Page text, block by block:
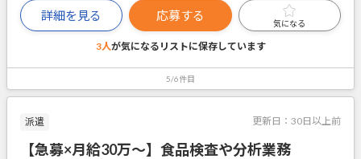
詳細を見る 応募する
気になる
3人が気になるリストに保存しています
5/6件目
派遣 更新日： 30日以上前
【急募×月給30万～】食品検査や分析業務